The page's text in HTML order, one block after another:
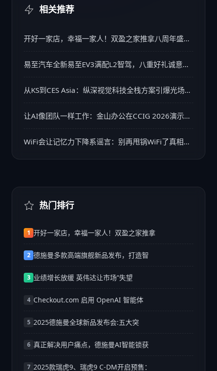
相关推荐
开好一家店，幸福一家人！双盈之家推拿八周年盛典
易至汽车全新易至EV3满配L2智驾，八重好礼诚意来
从KS到CES Asia：纵深视觉科技全栈方案引爆光场显
让AI像团队一样工作：金山办公在CCIG 2026演示多
WiFi会让记忆力下降系谣言：别再甩锅WiFi了真相远
热门排行
1 开好一家店，幸福一家人！双盈之家推拿
2 德施曼多款高端旗舰新品发布，打造智
3 业绩增长放缓 英伟达让市场“失望
4 Checkout.com 启用 OpenAI 智能体
5 2025德施曼全球新品发布会:五大突
6 真正解决用户痛点，德施曼AI智能锁获
7 2025款瑞虎9、瑞虎9 C-DM开启预售：